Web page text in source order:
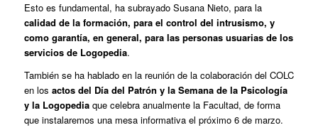
Esto es fundamental, ha subrayado Susana Nieto, para la
calidad de la formación, para el control del intrusismo, y
como garantía, en general, para las personas usuarias de los
servicios de Logopedia.
También se ha hablado en la reunión de la colaboración del COLC
en los actos del Día del Patrón y la Semana de la Psicología
y la Logopediaque celebra anualmente la Facultad, de forma
que instalaremos una mesa informativa el próximo 6 de marzo.